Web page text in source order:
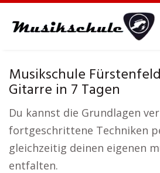
Musikschule
Gitarre in 7 Tagen
Du kannst die Grundlagen
fortgeschrittene Techniken
gleichzeitig deinen eigenen
entfalten.